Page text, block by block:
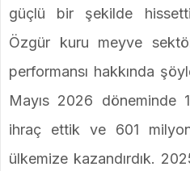
güçlü bir şekilde
Özgür kuru meyve
performansı hakkında
Mayıs 2026 döneminde
ihraç ettik ve 601
ülkemize kazandırdık.